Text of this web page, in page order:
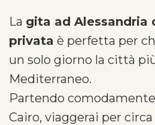
La gita ad Alessandria
privata è perfetta per
un solo giorno la città
Mediterraneo.
Partendo
Cairo, viaggerai per